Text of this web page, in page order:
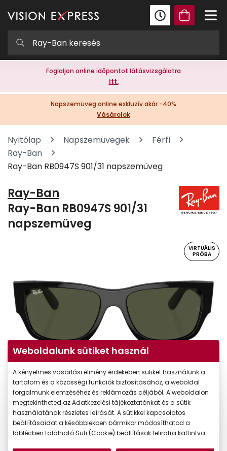
Foglaljon online időpontot látásvizsgálatra
itt.
Napszemüveg online exkluzív akár -40%
Vásárolok
Nyitólap Napszemüvegek
Férfi
Ray-Ban
Ray-Ban RB0947S 901/31 napszemüveg
Ray-Ban
Ray-Ban RB0947S 901/31
napszemüveg
VIRTUÁLIS
PRÓBA
Virtuális próba
Weboldalunk sütiket használ
A kényelmes vásárlási élmény érdekében sütiket használunk a
tartalom és a közösségi funkciók biztosításához, a weboldal
forgalmunk elemzéséhez és reklámozás céljából. A weboldalon
megtekintheted az Adatkezelési tájékoztatónkat és a sütik
használatának részletes leírását. A sütikkel kapcsolatos
beállításaidat a későbbiekben bármikor módosíthatod a
láblécben található Süti (Cookie) beállítások feliratra kattintva.